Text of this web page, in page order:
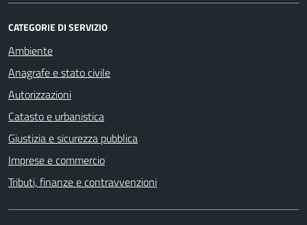
CATEGORIE DI SERVIZIO
Ambiente
Anagrafe e stato civile
Autorizzazioni
Catasto e urbanistica
Giustizia e sicurezza pubblica
Imprese e commercio
Tributi, finanze e contravvenzioni